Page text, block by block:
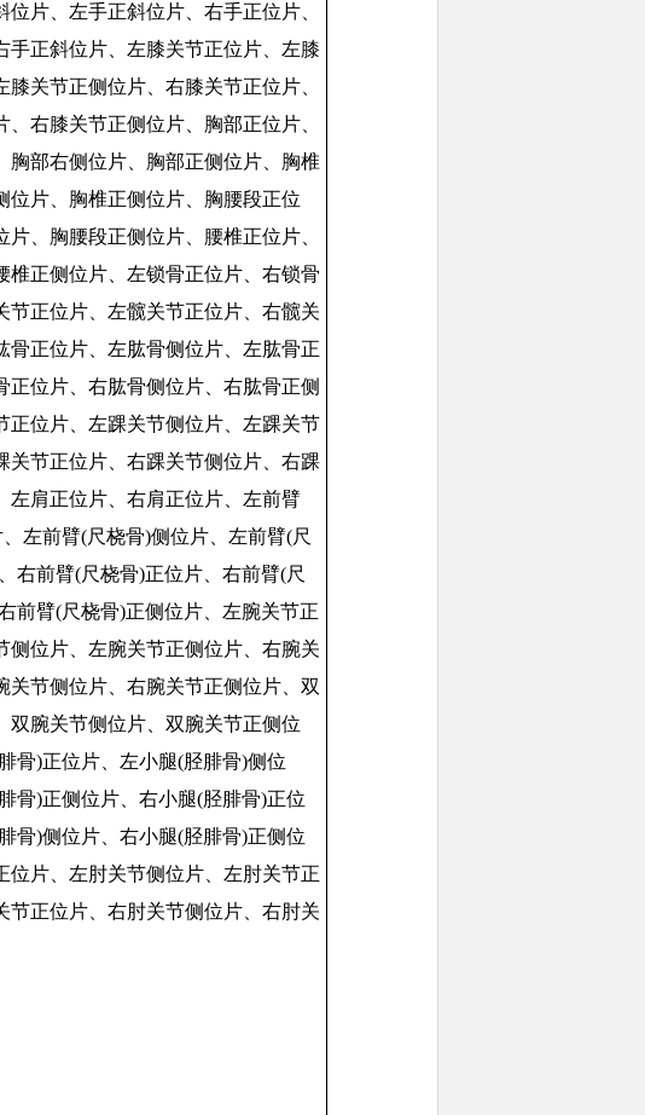
位片、左手正斜位片、右手正位片、
手正斜位片、左膝关节正位片、左膝
膝关节正侧位片、右膝关节正位片、
、右膝关节正侧位片、胸部正位片、
胸部右侧位片、胸部正侧位片、胸椎
位片、胸椎正侧位片、胸腰段正位
片、胸腰段正侧位片、腰椎正位片、
椎正侧位片、左锁骨正位片、右锁骨
节正位片、左髋关节正位片、右髋关
骨正位片、左肱骨侧位片、左肱骨正
正位片、右肱骨侧位片、右肱骨正侧
正位片、左踝关节侧位片、左踝关节
关节正位片、右踝关节侧位片、右踝
左肩正位片、右肩正位片、左前臂
左前臂(尺桡骨)侧位片、左前臂(尺
右前臂(尺桡骨)正位片、右前臂(尺
前臂(尺桡骨)正侧位片、左腕关节正
侧位片、左腕关节正侧位片、右腕关
关节侧位片、右腕关节正侧位片、双
双腕关节侧位片、双腕关节正侧位
骨)正位片、左小腿(胫腓骨)侧位
骨)正侧位片、右小腿(胫腓骨)正位
骨)侧位片、右小腿(胫腓骨)正侧位
位片、左肘关节侧位片、左肘关节正
节正位片、右肘关节侧位片、右肘关